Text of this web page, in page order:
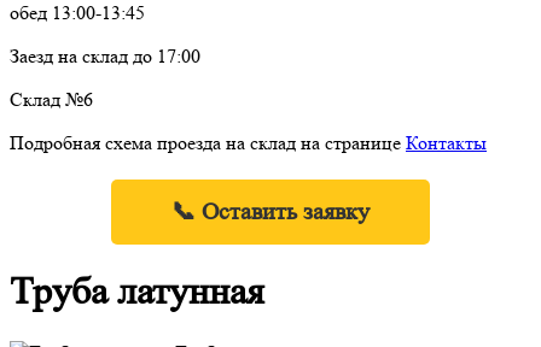
обед 13:00-13:45
Заезд на склад до 17:00
Склад №6
Подробная схема проезда на склад на странице Контакты
📞 Оставить заявку
Труба латунная